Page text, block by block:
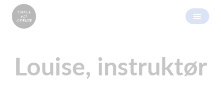
Louise, instruktør